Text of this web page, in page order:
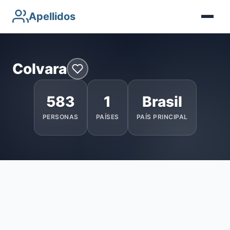
Apellidos
Colvara
583
PERSONAS
1
PAÍSES
Brasil
PAÍS PRINCIPAL